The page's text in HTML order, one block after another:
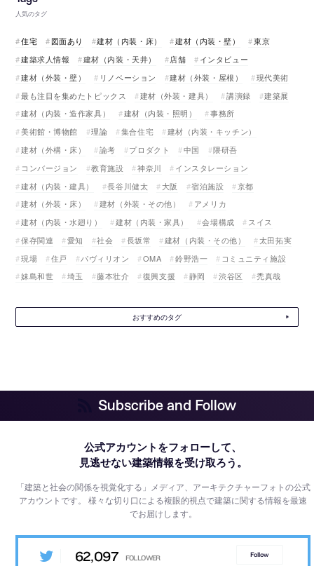
人気のタグ
住宅 図面あり 建材（内装・床） 建材（内装・壁）
東京
建築求人情報
建材（内装・天井） 店舗
インタビュー
建材（外装・壁）
リノベーション 建材（外装・屋根）
現代美術
最も注目を集めたトピックス
建材（外装・建具） 講演録
建築展
建材（内装・造作家具）
建材（内装・照明）
事務所
美術館・博物館
理論 集合住宅
建材（内装・キッチン）
建材（外構・床）
論考 プロダクト 中国
隈研吾
コンバージョン
教育施設 神奈川
インスタレーション
建材（内装・建具）
長谷川健太 大阪 宿泊施設
京都
建材（外装・床）
建材（外装・その他）
アメリカ
建材（内装・水廻り）
建材（内装・家具） 会場構成
スイス
保存関連
愛知 社会 長坂常 建材（内装・その他）
太田拓実
現場
住戸 パヴィリオン OMA 鈴野浩一
コミュニティ施設
妹島和世
埼玉 藤本壮介 復興支援 静岡 渋谷区 禿真哉
おすすめのタグ
Subscribe and Follow
公式アカウントをフォローして、
見逃せない建築情報を受け取ろう。
「建築と社会の関係を視覚化する」メディア、アーキテクチャーフォトの公式
アカウントです。様々な切り口による複眼的視点で建築に関する情報を最速
でお届けします。
62,097 Follow